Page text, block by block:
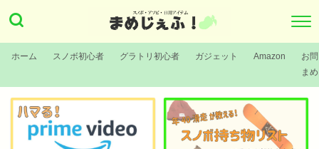
ホーム スノボ初心者 グラトリ初心者 ガジェット Amazon
お
ま